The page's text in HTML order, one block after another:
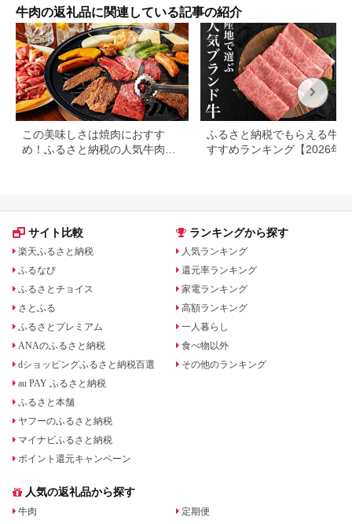
A5 黒毛和牛 和牛 国
産黒毛和牛 国産牛 ギ
フト 贈答[BM046us]
牛肉の返礼品に関連している記事の紹介
この美味しさは焼肉におすす
め！ふるさと納税の人気牛肉還
ふるさと納税でもらえる牛肉
すすめランキング【2026年
サイト比較
楽天ふるさと納税
ふるなび
ふるさとチョイス
さとふる
ふるさとプレミアム
ANAのふるさと納税
dショッピングふるさと納税百選
au PAY ふるさと納税
ふるさと本舗
ヤフーのふるさと納税
マイナビふるさと納税
ポイント還元キャンペーン
ランキングから探す
人気ランキング
還元率ランキング
家電ランキング
高額ランキング
一人暮らし
食べ物以外
その他のランキング
人気の返礼品から探す
牛肉
定期便